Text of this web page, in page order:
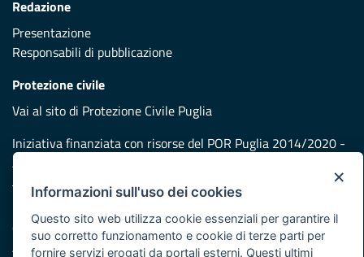
Redazione
Presentazione
Responsabili di pubblicazione
Protezione civile
Vai al sito di Protezione Civile Puglia
Iniziativa finanziata con risorse del POR Puglia 2014/2020 -
Asse XI
Cookie e privacy
Atti di notifica
×
Informazioni sull'uso dei cookies
Questo sito web utilizza cookie essenziali per garantire il
suo corretto funzionamento e cookie di terze parti per
fornire servizi erogati da portali esterni. Questi ultimi